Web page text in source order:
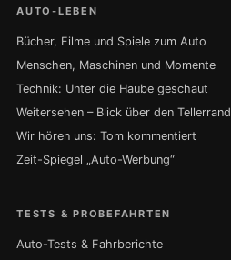
AUTO-LEBEN
Bücher, Filme und Spiele zum Auto
Menschen, Maschinen und Momente
Technik: Unter die Haube geschaut
Weitersehen – Blick über den Tellerrand
Wir hören uns: Tom kommentiert
Zeit-Spiegel „Auto-Werbung“
TESTS & PROBEFAHRTEN
Auto-Tests & Fahrberichte